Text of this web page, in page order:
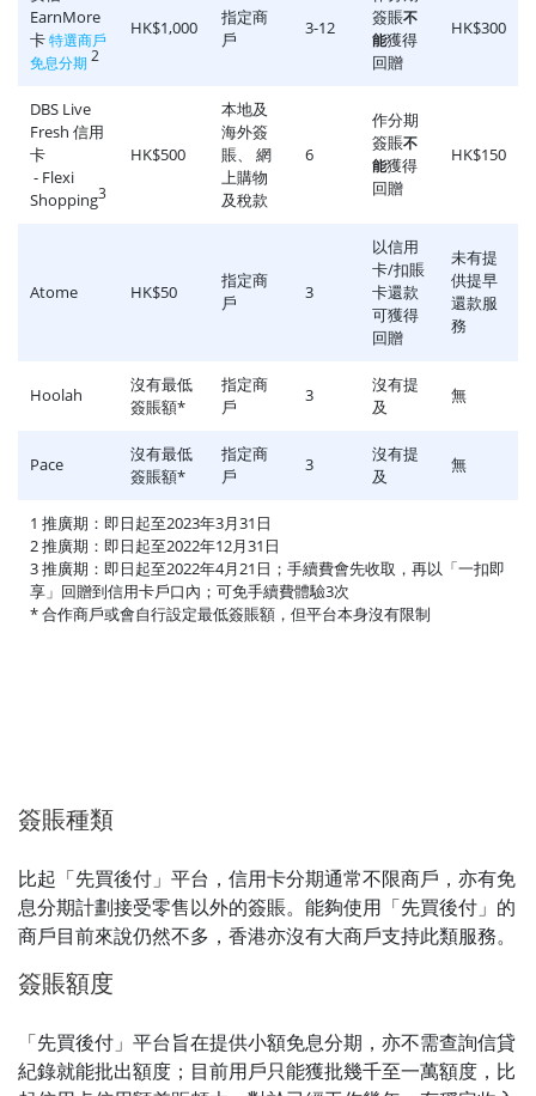
EarnMore
卡特選商戶
免息分期 2
HK$1,000
指定商
戶
3-12
簽賬不
能獲得
回贈
HK$300
DBS Live
Fresh 信用
卡
- Flexi
Shopping3
HK$500
本地及
海外簽
賬、 網
上購物
及稅款
6
作分期
簽賬不
能獲得
回贈
HK$150
Atome HK$50
指定商
戶
3
以信用
卡/扣賬
卡還款
可獲得
回贈
未有提
供提早
還款服
務
Hoolah
沒有最低
簽賬額*
指定商
戶
3
沒有提
及
無
Pace
沒有最低
簽賬額*
指定商
戶
3
沒有提
及
無
1 推廣期：即日起至2023年3月31日
2 推廣期：即日起至2022年12月31日
3 推廣期：即日起至2022年4月21日；手續費會先收取，再以「一扣即
享」回贈到信用卡戶口內；可免手續費體驗3次
* 合作商戶或會自行設定最低簽賬額，但平台本身沒有限制
簽賬種類
比起「先買後付」平台，信用卡分期通常不限商戶，亦有免
息分期計劃接受零售以外的簽賬。能夠使用「先買後付」的
商戶目前來說仍然不多，香港亦沒有大商戶支持此類服務。
簽賬額度
「先買後付」平台旨在提供小額免息分期，亦不需查詢信貸
紀錄就能批出額度；目前用戶只能獲批幾千至一萬額度，比